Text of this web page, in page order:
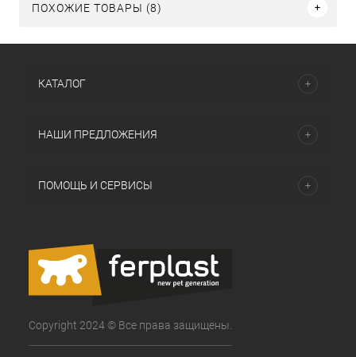
ПОХОЖИЕ ТОВАРЫ (8)
КАТАЛОГ
НАШИ ПРЕДЛОЖЕНИЯ
ПОМОЩЬ И СЕРВИСЫ
Copyright 2024 © Все права защищены.